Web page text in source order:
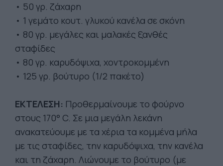
• 50 γρ. ζάχαρη
• 1 γεμάτο κουτ. γλυκού κανέλα σε σκόνη
• 80 γρ. μεγάλες και μαλακές ξανθές
σταφίδες
• 80 γρ. καρυδόψιχα, χοντροκομμένη
• 125 γρ. βούτυρο (1/2 πακέτο)
ΕΚΤΕΛΕΣΗ: Προθερμαίνουμε το φούρνο
στους 170° C. Σε μια μεγάλη λεκάνη
ανακατεύουμε με τα χέρια τα κομμένα μήλα
με τις σταφίδες, την καρυδόψιχα, την κανέλα
και τη ζάχαρη. Λιώνουμε το βούτυρο (με